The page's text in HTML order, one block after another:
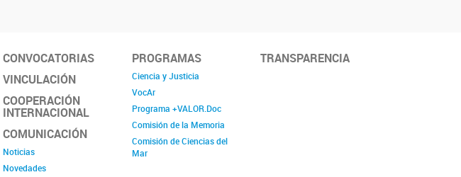
CONVOCATORIAS
VINCULACIÓN
COOPERACIÓN
INTERNACIONAL
COMUNICACIÓN
Noticias
Novedades
PROGRAMAS
Ciencia y Justicia
VocAr
Programa +VALOR.Doc
Comisión de la Memoria
Comisión de Ciencias del
Mar
TRANSPARENCIA